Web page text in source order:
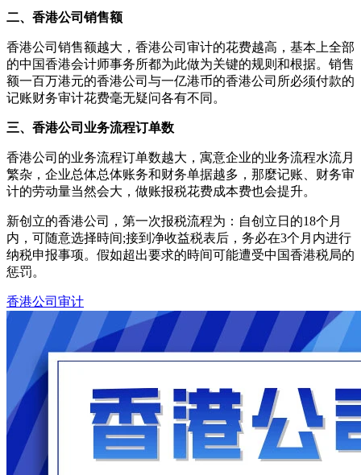
二、 香港公司销售额
香港公司销售额越大，香港公司审计的花费越高，基本上全部
的中国香港会计师事务所都为此做为关键的规则和根据。销售
额一百万港元的香港公司与一亿港币的香港公司所必须付款的
记账财务审计花费毫无疑问各有不同。
三、 香港公司业务流程订单数
香港公司的业务流程订单数越大，寓意企业的业务流程水流月
繁杂，企业总体总体账务和财务单据越多，那麼记账、财务审
计的劳动量当然会大，做账报税花费成本费也会提升。
新创立的香港公司，第一次报税流程为：自创立日的18个月
内，可随意选择時间;接到净收益税表后，务必在3个月内进行
纳税申报事项。假如超出要求的時间可能遭受中国香港税局的
惩罚。
香港公司审计